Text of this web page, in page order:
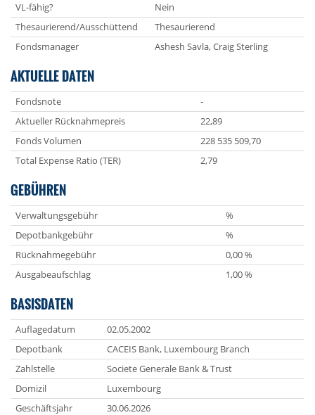
VL-fähig?
Nein
Thesaurierend/Ausschüttend
Thesaurierend
Fondsmanager
Ashesh Savla, Craig Sterling
AKTUELLE DATEN
Fondsnote
-
Aktueller Rücknahmepreis
22,89
Fonds Volumen
228 535 509,70
Total Expense Ratio (TER)
2,79
GEBÜHREN
Verwaltungsgebühr
%
Depotbankgebühr
%
Rücknahmegebühr
0,00 %
Ausgabeaufschlag
1,00 %
BASISDATEN
Auflagedatum
02.05.2002
Depotbank
CACEIS Bank, Luxembourg Branch
Zahlstelle
Societe Generale Bank & Trust
Domizil
Luxembourg
Geschäftsjahr
30.06.2026